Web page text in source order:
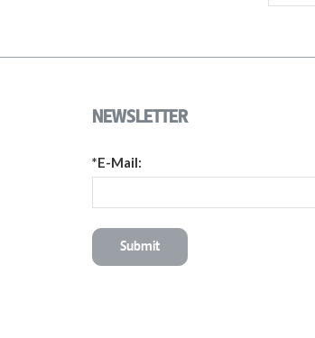
NEWSLETTER
*E-Mail: